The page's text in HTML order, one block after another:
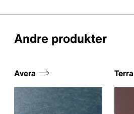
Andre produkter
Avera Terra